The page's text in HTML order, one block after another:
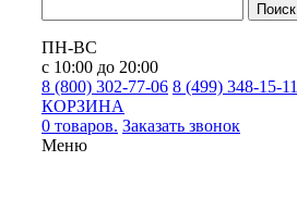
Поиск
ПН-ВС
с 10:00 до 20:00
8 (800) 302-77-06 8 (499) 348-15-11
КОРЗИНА
0 товаров. Заказать звонок
Меню